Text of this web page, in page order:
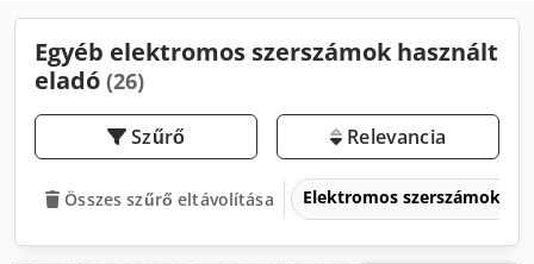
Egyéb elektromos szerszámok használt
eladó (26)
Szűrő Relevancia
Összes szűrő eltávolítása Elektromos szerszámok